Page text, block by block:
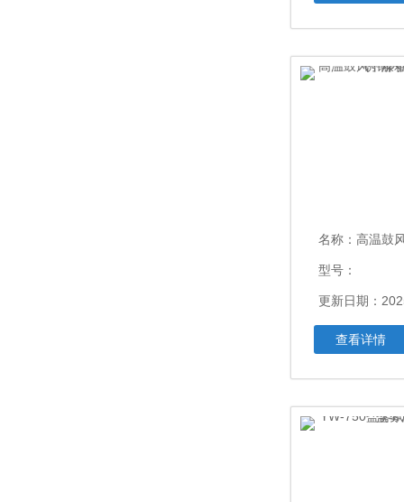
名称： 高温鼓风干燥箱
型号：
更新日期：
查看详情